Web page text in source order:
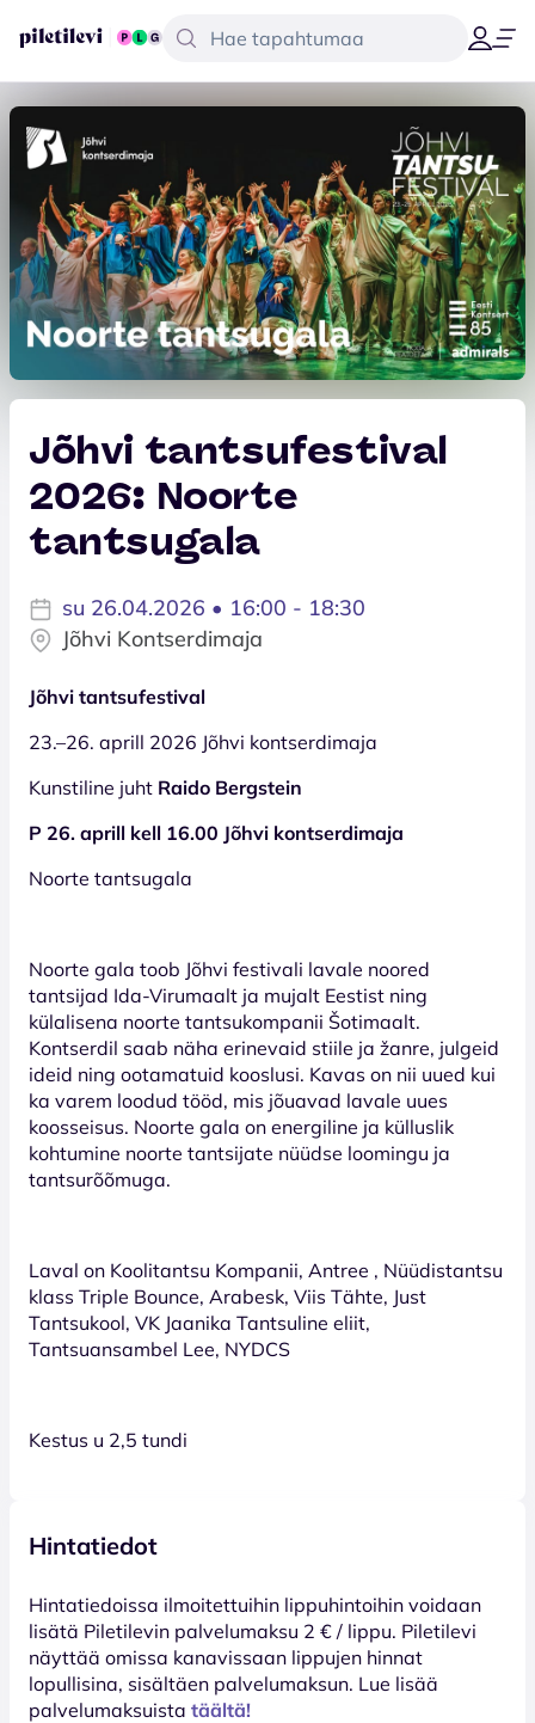
Jõhvi tantsufestival
2026: Noorte
tantsugala
su 26.04.2026 • 16:00 - 18:30
Jõhvi Kontserdimaja
Jõhvi tantsufestival
23.–26. aprill 2026 Jõhvi kontserdimaja
Kunstiline juht Raido Bergstein
P 26. aprill kell 16.00 Jõhvi kontserdimaja
Noorte tantsugala
Noorte gala toob Jõhvi festivali lavale noored
tantsijad Ida-Virumaalt ja mujalt Eestist ning
külalisena noorte tantsukompanii Šotimaalt.
Kontserdil saab näha erinevaid stiile ja žanre, julgeid
ideid ning ootamatuid kooslusi. Kavas on nii uued kui
ka varem loodud tööd, mis jõuavad lavale uues
koosseisus. Noorte gala on energiline ja külluslik
kohtumine noorte tantsijate nüüdse loomingu ja
tantsurõõmuga.
Laval on Koolitantsu Kompanii, Antree , Nüüdistantsu
klass Triple Bounce, Arabesk, Viis Tähte, Just
Tantsukool, VK Jaanika Tantsuline eliit,
Tantsuansambel Lee, NYDCS
Kestus u 2,5 tundi
Hintatiedot
Hinta­tiedoissa ilmoitettuihin lippuhintoihin voidaan
lisätä Piletilevin palvelumaksu 2 € / lippu. Piletilevi
näyttää omissa kanavissaan lippujen hinnat
lopullisina, sisältäen palvelumaksun. Lue lisää
palvelumaksuista täältä!